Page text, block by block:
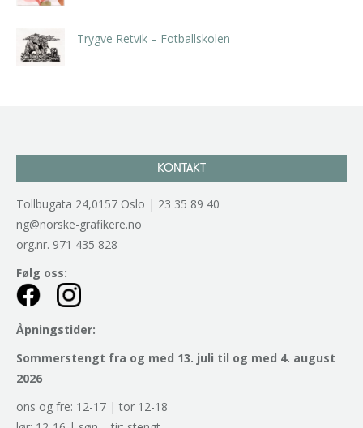
Trygve Retvik – Fotballskolen
KONTAKT
Tollbugata 24,0157 Oslo | 23 35 89 40
ng@norske-grafikere.no
org.nr. 971 435 828
Følg oss:
Åpningstider:
Sommerstengt fra og med 13. juli til og med 4. august
2026
ons og fre: 12-17 | tor 12-18